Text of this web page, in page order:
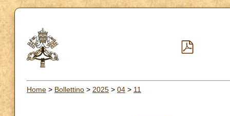
Home > Bollettino > 2025 > 04 > 11